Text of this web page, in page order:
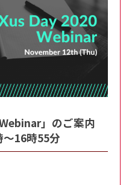
Webinar」のご案内
16時55分